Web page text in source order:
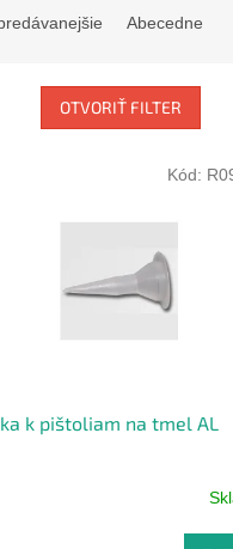
Abecedne
OTVORIŤ FILTER
k pištoliam na tmel AL
Kód: